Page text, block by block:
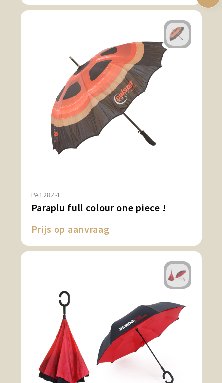
PA128Z-1
Paraplu full colour one piece !
Prijs op aanvraag